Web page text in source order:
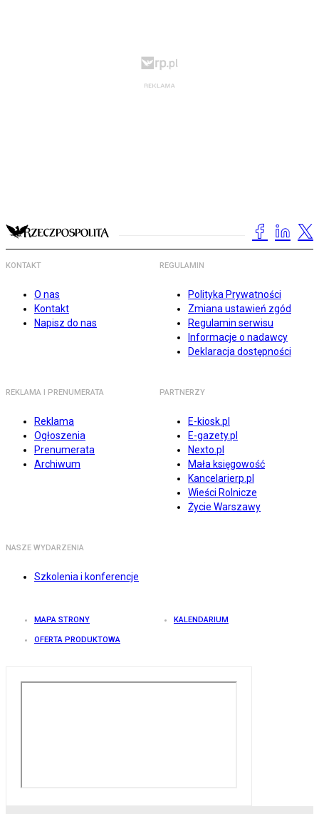
KONTAKT
O nas
Kontakt
Napisz do nas
REGULAMIN
Polityka Prywatności
Zmiana ustawień zgód
Regulamin serwisu
Informacje o nadawcy
Deklaracja dostępności
REKLAMA I PRENUMERATA
Reklama
Ogłoszenia
Prenumerata
Archiwum
PARTNERZY
E-kiosk.pl
E-gazety.pl
Nexto.pl
Mała księgowość
Kancelarierp.pl
Wieści Rolnicze
Życie Warszawy
NASZE WYDARZENIA
Szkolenia i konferencje
MAPA STRONY KALENDARIUM
OFERTA PRODUKTOWA